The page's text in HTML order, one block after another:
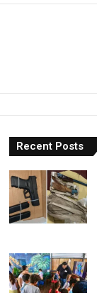
Recent Posts